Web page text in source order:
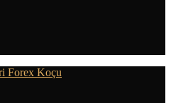
Forex Koçu